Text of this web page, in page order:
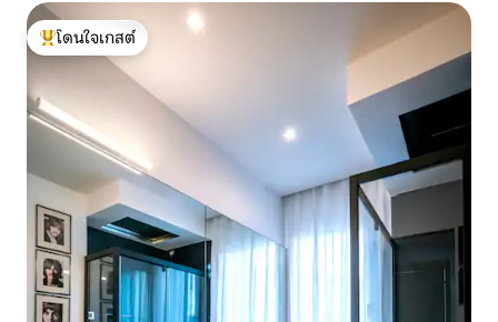
โดนใจเกสต์ที่สุด
โดนใจเกสต์